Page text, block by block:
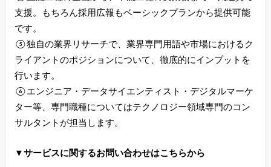
支援。もちろん採用広報もベーシックプランから提供可能
です。
⑤独自の業界リサーチで、業界専門用語や市場におけるク
ライアントのポジションについて、徹底的にインプットを
行います。
⑥エンジニア・データサイエンティスト・デジタルマーケ
ター等、専門職種についてはテクノロジー領域専門のコン
サルタントが担当します。
▼サービスに関するお問い合わせはこちらから